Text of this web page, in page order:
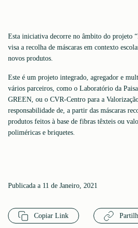
Esta iniciativa decorre no âmbito do projeto
visa a recolha de máscaras em contexto
novos produtos.
Este é um projeto integrado, agregador e
vários parceiros, como o Laboratório da
GREEN, ou o CVR-Centro para a
responsabilidade de, a partir das máscaras
produtos feitos à base de fibras têxteis ou
poliméricas e briquetes.
Publicada a 11 de Janeiro, 2021
Copiar Link